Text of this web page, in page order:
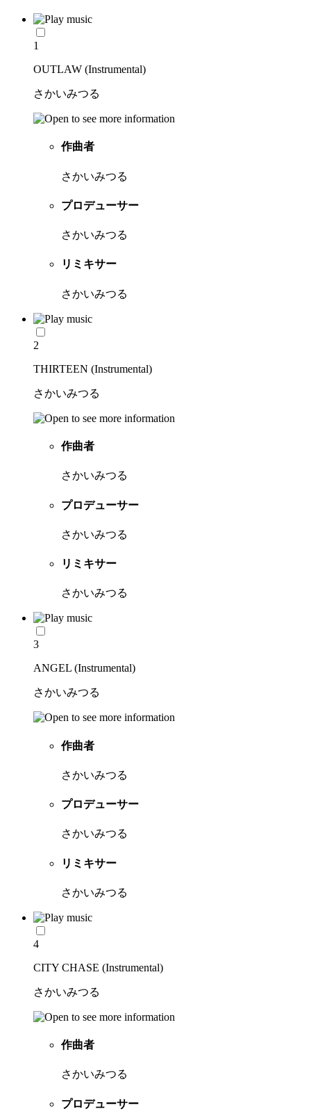
1
OUTLAW (Instrumental)
さかいみつる
作曲者
さかいみつる
プロデューサー
さかいみつる
リミキサー
さかいみつる
2
THIRTEEN (Instrumental)
さかいみつる
作曲者
さかいみつる
プロデューサー
さかいみつる
リミキサー
さかいみつる
3
ANGEL (Instrumental)
さかいみつる
作曲者
さかいみつる
プロデューサー
さかいみつる
リミキサー
さかいみつる
4
CITY CHASE (Instrumental)
さかいみつる
作曲者
さかいみつる
プロデューサー